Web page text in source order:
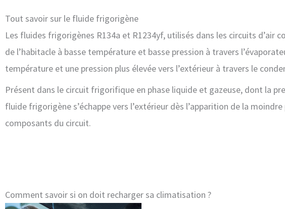
Tout savoir sur le fluide frigorigène
Les fluides frigorigènes R134a et R1234yf, utilisés dans les circuits d’air
de l’habitacle à basse température et basse pression à travers
température et une pression plus élevée vers l’extérieur à travers le
Présent dans le circuit frigorifique en phase liquide et gazeuse, dont la
fluide frigorigène s’échappe vers l’extérieur dès l’apparition de la
composants du circuit.
Comment savoir si on doit recharger sa climatisation ?